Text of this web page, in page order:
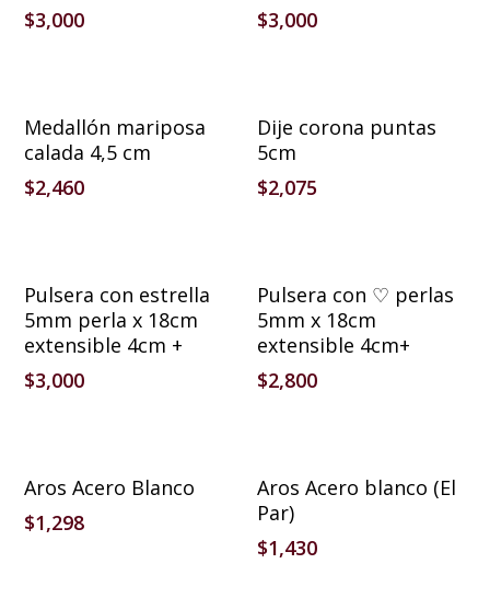
$3,000
$3,000
Añadir Al Carrito
Medallón mariposa
calada 4,5 cm
$2,460
Dije corona puntas
5cm
$2,075
Pulsera con estrella
5mm perla x 18cm
extensible 4cm +
$3,000
Pulsera con ♡ perlas
5mm x 18cm
extensible 4cm+
$2,800
Seleccionar Opciones
Aros Acero Blanco
$1,298
Seleccionar Opciones
Aros Acero blanco (El
Par)
$1,430